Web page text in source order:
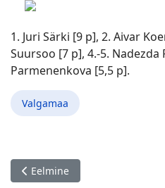
1. Juri Särki [9 p], 2. Aivar
Suursoo [7 p], 4.-5.
Parmenenkova [5,5 p].
Valgamaa
Eelmine artikkel: Valga noote
Eelmine